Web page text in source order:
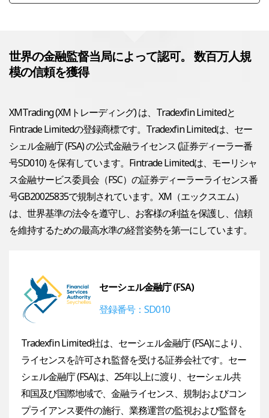
世界の金融監督当局によって認可。 数百万人規
模の信頼を獲得
XMTrading (XMトレーディング) は、Tradexfin Limitedと
Fintrade Limitedの登録商標です。Tradexfin Limitedは、セー
シェル金融庁 (FSA) の公式金融ライセンス (証券ディーラー番
号SD010) を保有しています。Fintrade Limitedは、モーリシャ
ス金融サービス委員会（FSC）の証券ディーラーライセンス番
号GB20025835で規制されています。XM（エックスエム）
は、世界基準の法令を遵守し、お客様の利益を保護し、信頼
を維持するための最高水準の経営姿勢を第一にしています。
セーシェル金融庁 (FSA)
登録番号：SD010
Tradexfin Limited社は、セーシェル金融庁 (FSA)により、
ライセンスを許可され監督を受ける証券会社です。セー
シェル金融庁 (FSA)は、25年以上に渡り、セーシェル共
和国及び国際地域で、金融ライセンス、規制およびコン
プライアンス要件の施行、業務運営の監視および監督を